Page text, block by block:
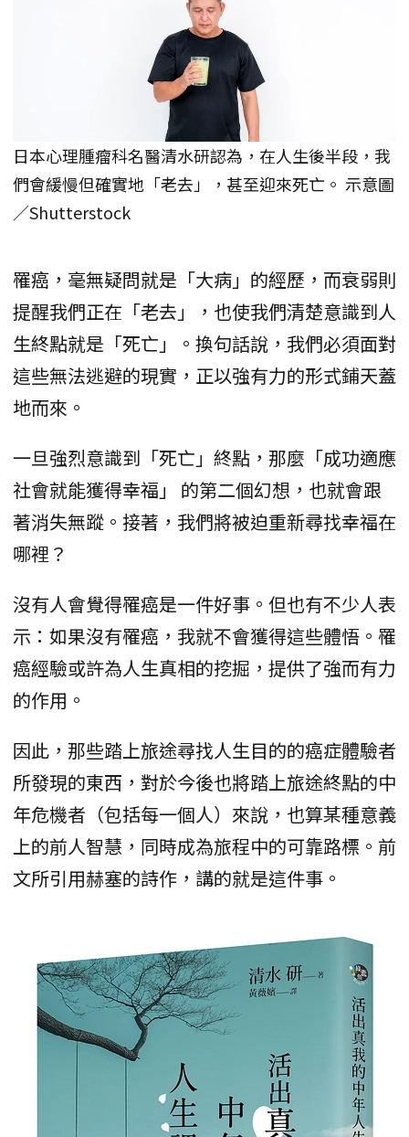
日本心理腫瘤科名醫清水研認為，在人生後半段，我
們會緩慢但確實地「老去」，甚至迎來死亡。 示意圖
／Shutterstock
罹癌，毫無疑問就是「大病」的經歷，而衰弱則
提醒我們正在「老去」，也使我們清楚意識到人
生終點就是「死亡」。換句話說，我們必須面對
這些無法逃避的現實，正以強有力的形式鋪天蓋
地而來。
一旦強烈意識到「死亡」終點，那麼「成功適應
社會就能獲得幸福」 的第二個幻想，也就會跟
著消失無蹤。接著，我們將被迫重新尋找幸福在
哪裡？
沒有人會覺得罹癌是一件好事。但也有不少人表
示：如果沒有罹癌，我就不會獲得這些體悟。罹
癌經驗或許為人生真相的挖掘，提供了強而有力
的作用。
因此，那些踏上旅途尋找人生目的的癌症體驗者
所發現的東西，對於今後也將踏上旅途終點的中
年危機者（包括每一個人）來說，也算某種意義
上的前人智慧，同時成為旅程中的可靠路標。前
文所引用赫塞的詩作，講的就是這件事。